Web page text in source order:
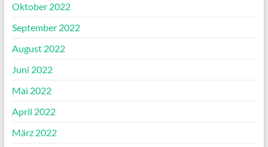
Oktober 2022
September 2022
August 2022
Juni 2022
Mai 2022
April 2022
März 2022